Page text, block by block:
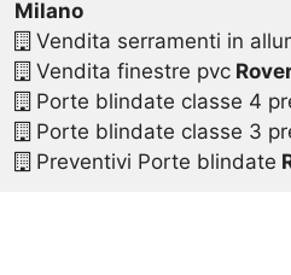
Milano
Vendita serramenti in
Vendita finestre pvc
Porte blindate classe 4
Porte blindate classe 3
Preventivi Porte blindate